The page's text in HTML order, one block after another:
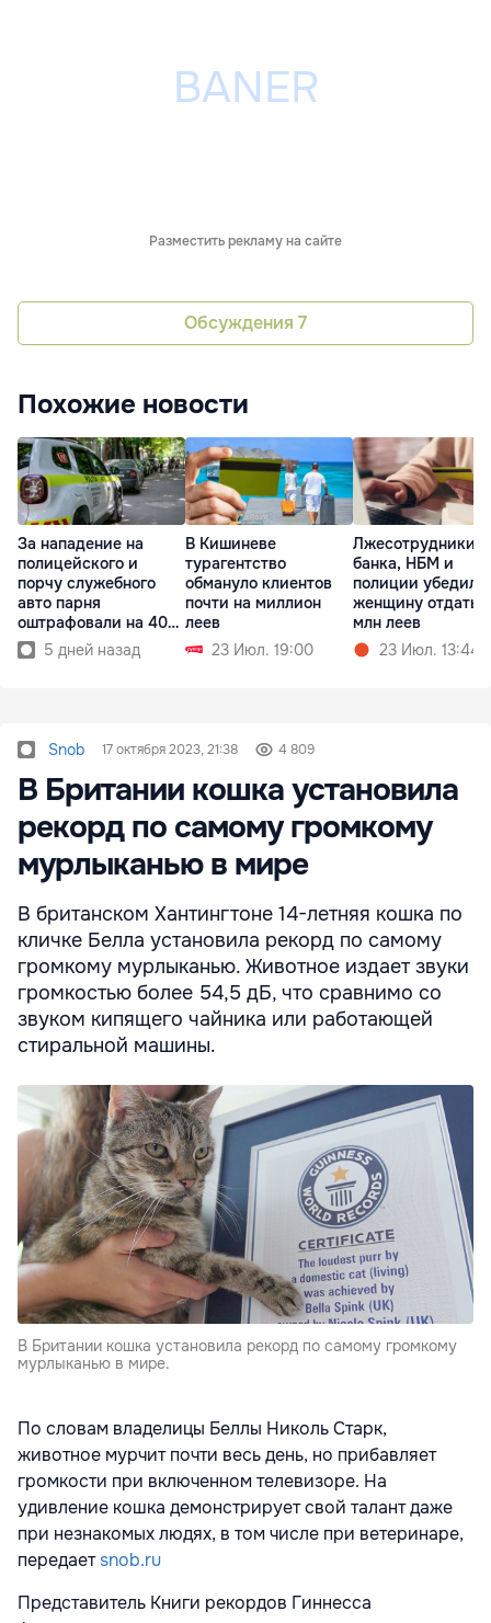
Разместить рекламу на сайте
Обсуждения 7
Похожие новости
За нападение на
полицейского и
порчу служебного
авто парня
оштрафовали на 40
000 леев
5 дней назад
В Кишиневе
турагентство
обмануло клиентов
почти на миллион
леев
23 Июл. 19:00
Лжесотрудники
банка, НБМ и
полиции убедили
женщину отдать
млн леев
23 Июл. 13:44
Snob 17 октября 2023, 21:38 4 809
В Британии кошка установила
рекорд по самому громкому
мурлыканью в мире
В британском Хантингтоне 14-летняя кошка по
кличке Белла установила рекорд по самому
громкому мурлыканью. Животное издает звуки
громкостью более 54,5 дБ, что сравнимо со
звуком кипящего чайника или работающей
стиральной машины.
В Британии кошка установила рекорд по самому громкому
мурлыканью в мире.
По словам владелицы Беллы Николь Старк,
животное мурчит почти весь день, но прибавляет
громкости при включенном телевизоре. На
удивление кошка демонстрирует свой талант даже
при незнакомых людях, в том числе при ветеринаре,
передаетsnob.ru
Представитель Книги рекордов Гиннесса